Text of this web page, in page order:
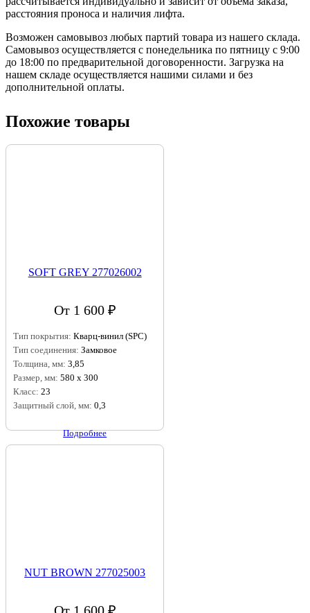
расстояния проноса и наличия лифта.
Возможен самовывоз любых партий товара из нашего склада.
Самовывоз осуществляется с понедельника по пятницу с 9:00
до 18:00 по предварительной договоренности. Загрузка на
нашем складе осуществляется нашими силами и без
дополнительной оплаты.
Похожие товары
SOFT GREY 277026002
От 1 600 ₽
Тип покрытия: Кварц-винил (SPC)
Тип соединения: Замковое
Толщина, мм: 3,85
Размер, мм: 580 x 300
Класс: 23
Защитный слой, мм: 0,3
Подробнее
NUT BROWN 277025003